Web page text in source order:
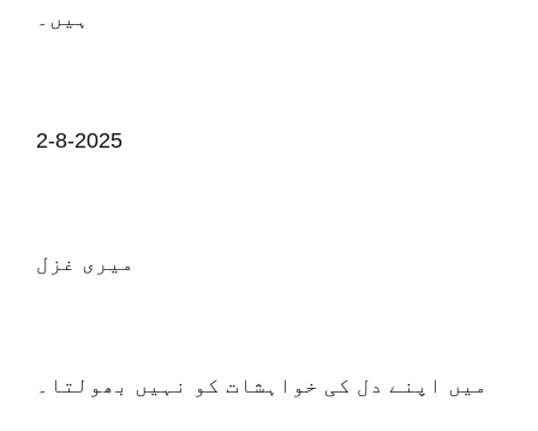
ہیں۔
2-8-2025
میری غزل
میں اپنے دل کی خواہشات کو نہیں بھولتا۔